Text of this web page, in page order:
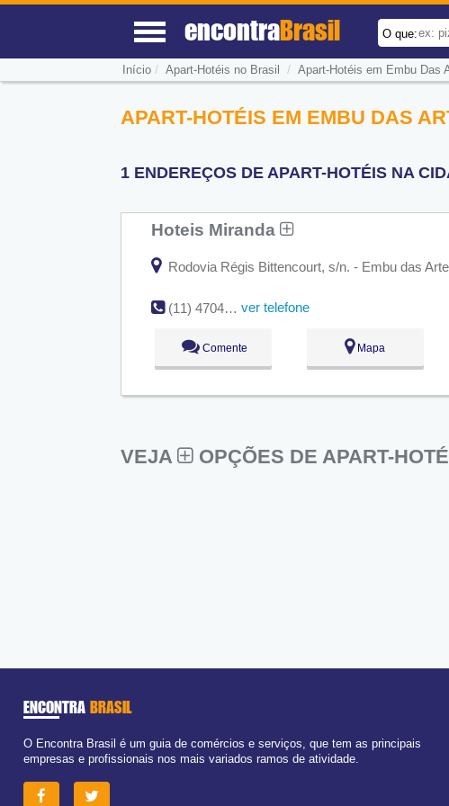
encontraBrasil O que:
Início/ Apart-Hotéis no Brasil / Apart-Hotéis em Embu Das
APART-HOTÉIS EM EMBU DAS
1 ENDEREÇOS DE APART-HOTÉIS NA
Hoteis Miranda
Rodovia Régis Bittencourt, s/n. - Embu das
(11) 4704-5466 ver telefone
Comente Mapa
VEJA OPÇÕES DE APART-
ENCONTRA BRASIL
O Encontra Brasil é um guia de comércios e serviços, que tem as principais
empresas e profissionais nos mais variados ramos de atividade.